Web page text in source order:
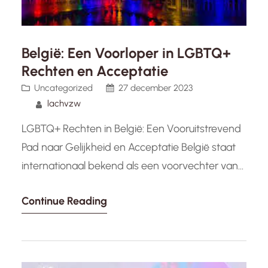
België: Een Voorloper in LGBTQ+
Rechten en Acceptatie
Uncategorized
27 december 2023
lachvzw
LGBTQ+ Rechten in België: Een Vooruitstrevend
Pad naar Gelijkheid en Acceptatie België staat
internationaal bekend als een voorvechter van
stappen gezet om gelijkheid en acceptatie te
geworden voor de LGBTQ+ gemeenschap.
Continue Reading